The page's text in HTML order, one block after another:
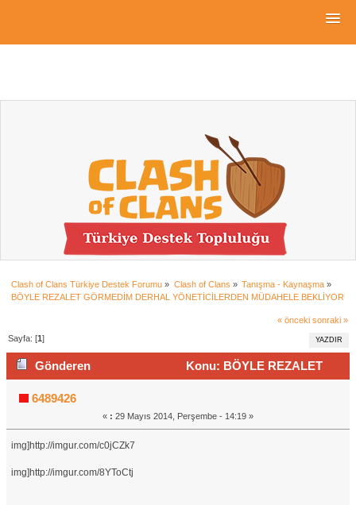
Clash of Clans Türkiye Destek Forumu » Clash of Clans » Tanışma - Kaynaşma»
BÖYLE REZALET GÖRMEDİM DERHAL YÖNETİCİLERDEN MÜDAHELE
« önceki sonraki »
YAZDIR
Sayfa: [1]
Gönderen
Konu: BÖYLE REZALET
GÖRMEDİM DERHAL YÖNETİCİLERDEN MÜDAHELE
BEKLİYORUM! (Okunma sayısı 2497 defa)
6489426
« : 29 Mayıs 2014, Perşembe - 14:19 »
img]http://imgur.com/c0jCZk7
img]http://imgur.com/8YToCtj